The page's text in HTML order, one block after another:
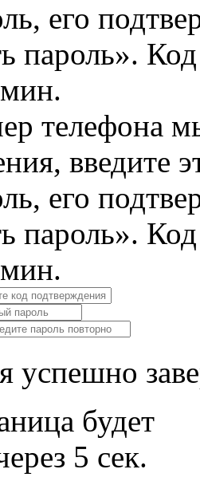
его
пароль».
телефона
введите
его
пароль».
успешно
будет
5 сек.